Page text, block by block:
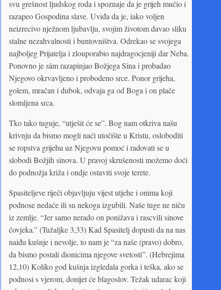
svu grešnost ljudskog roda i spoznaje da je grijeh mučio i
razapeo Gospodina slave. Uviđa da je, iako voljen
neizrecivo nježnom ljubavlju, svojim životom davao sliku
stalne nezahvalnosti i buntovništva. Odrekao se svojega
najboljeg Prijatelja i zlouporabio najdragocjeniji dar Neba.
Ponovno je sâm razapinjao Božjega Sina i probadao
Njegovo okrvavljeno i probodeno srce. Ponor grijeha,
golem, mračan i dubok, odvaja ga od Boga i on plače
slomljena srca.
Tko tako tuguje, “utješit će se”. Bog nam otkriva našu
krivnju da bismo mogli naći utočište u Kristu, osloboditi
se ropstva grijehu uz Njegovu pomoć i radovati se u
slobodi Božjih sinova. U pravoj skrušenosti možemo doći
do podnožja križa i ondje ostaviti svoje terete.
Spasiteljeve riječi objavljuju vijest utjehe i onima koji
podnose nedaće ili su nekoga izgubili. Naše tuge ne niču
iz zemlje. “Jer samo nerado on ponižava i rascvili sinove
čovjeka.” (Tužaljke 3,33) Kad Spasitelj dopusti da na nas
naiđu kušnje i nevolje, to nam je “za naše (pravo) dobro,
da bismo postali dionicima njegove svetosti”. (Hebrejima
12,10) Koliko god kušnja izgledala gorka i teška, ako se
podnosi s vjerom, donijet će blagoslov. Težak udarac koji